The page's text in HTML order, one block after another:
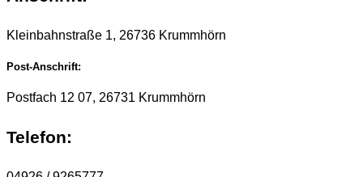
Kleinbahnstraße 1, 26736 Krummhörn
Post-Anschrift:
Postfach 12 07, 26731 Krummhörn
Telefon: